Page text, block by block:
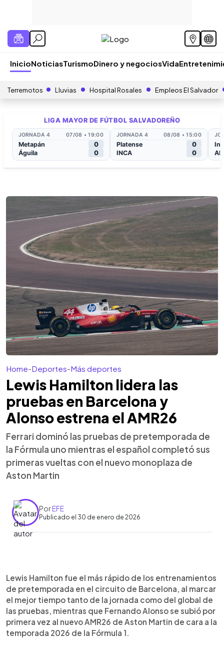
InicioNoticiasTurismoDinero y negociosVida
Terremotos Lluvias Hospital Rosales Empleos El Salvador
Home-Deportes-Más deportes
Lewis Hamilton lidera las
pruebas en Barcelona y
Alonso estrena el AMR26
Ferrari dominó las pruebas de pretemporada de
la Fórmula uno mientras el español completó sus
primeras vueltas con el nuevo monoplaza de
Aston Martin
PorEFE
Publicado el 30 de enero de 2026
► Escuchar artículo
Lewis Hamilton fue el más rápido de los
entrenamientos de pretemporada en Barcelona
con Ferrari, mientras Fernando Alonso se subió por
primera vez al AMR26 de Aston Martin. El piloto
español completó 61 vueltas en la última jornada
de pruebas, enfocadas más en evaluación que en
velocidad. Alonso destacó que es pronto para
Lewis Hamilton fue el más rápido de los entrenamientos
de pretemporada en el circuito de Barcelona, al marcar
el mejor tiempo tanto de la jornada como del global de
las pruebas, mientras que Fernando Alonso se subió por
primera vez al nuevo AMR26 de Aston Martin de cara a la
temporada 2026 de la Fórmula 1.